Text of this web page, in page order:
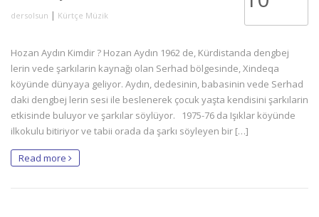
dersolsun | Kürtçe Müzik
Hozan Aydın Kimdir ? Hozan Aydın 1962 de, Kürdistanda dengbej
lerin vede şarkılarin kaynağı olan Serhad bölgesinde, Xindeqa
köyünde dünyaya geliyor. Aydın, dedesinin, babasinin vede Serhad
daki dengbej lerin sesi ile beslenerek çocuk yaşta kendisini şarkılarin
etkisinde buluyor ve şarkılar söylüyor. 1975-76 da Işıklar köyünde
ilkokulu bitiriyor ve tabii orada da şarkı söyleyen bir […]
Read more